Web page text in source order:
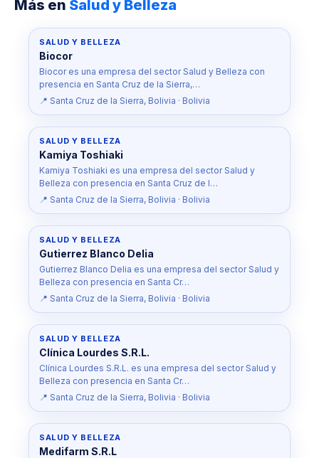
Más en Salud y Belleza
SALUD Y BELLEZA
Biocor
Biocor es una empresa del sector Salud y Belleza con
presencia en Santa Cruz de la Sierra,…
📍 Santa Cruz de la Sierra, Bolivia · Bolivia
SALUD Y BELLEZA
Kamiya Toshiaki
Kamiya Toshiaki es una empresa del sector Salud y
Belleza con presencia en Santa Cruz de l…
📍 Santa Cruz de la Sierra, Bolivia · Bolivia
SALUD Y BELLEZA
Gutierrez Blanco Delia
Gutierrez Blanco Delia es una empresa del sector Salud y
Belleza con presencia en Santa Cr…
📍 Santa Cruz de la Sierra, Bolivia · Bolivia
SALUD Y BELLEZA
Clínica Lourdes S.R.L.
Clínica Lourdes S.R.L. es una empresa del sector Salud y
Belleza con presencia en Santa Cr…
📍 Santa Cruz de la Sierra, Bolivia · Bolivia
SALUD Y BELLEZA
Medifarm S.R.L